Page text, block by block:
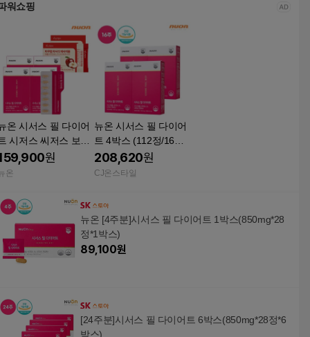
워쇼핑
온 시서스 필 다이어
시저스 씨저스 보조
4박스 16주분(총112
)
원
온
뉴온 시서스 필 다이어
트 4박스 (112정/16주
분)
208,620원
CJ온스타일
뉴온 [4주분]시서스 필 다이어트 1박스(850mg*28
정*1박스)
89,100원
[24주분]시서스 필 다이어트 6박스(850mg*28정*6
박스)